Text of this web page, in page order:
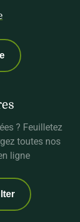
? Feuilletez
toutes nos
ligne